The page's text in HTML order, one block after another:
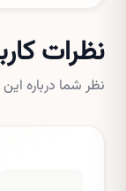
نظرات
نظر شما درباره